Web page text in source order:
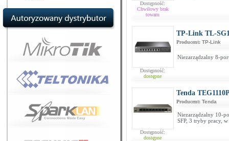
Dostępność:
Chwilowy brak
towaru
Dostępność:
dostępne
TP-Link TL-
Producent: TP-Link
Niezarządzalny 8-
Dostępność:
dostępne
Tenda
Producent: Tenda
Niezarządzalny 10-
SFP, 3 tryby pracy,